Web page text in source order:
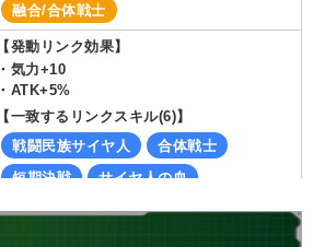
融合/合体戦士
【発動リンク効果】
・ 気力+10
・ ATK+5%
【一致するリンクスキル(6)】
戦闘民族サイヤ人
合体戦士
短期決戦
サイヤ人の血
驚異的なスピード
限界突破